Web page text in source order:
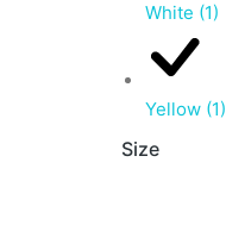
White (1)
Yellow (1)
Size